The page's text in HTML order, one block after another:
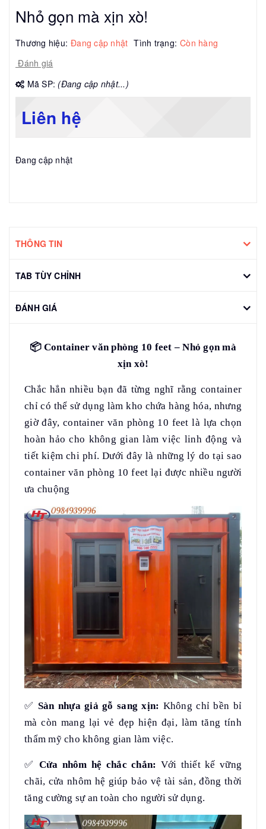
Nhỏ gọn mà xịn xò!
Thương hiệu: Đang cập nhật Tình trạng: Còn hàng
Đánh giá
Mã SP: (Đang cập nhật...)
Liên hệ
Đang cập nhật
THÔNG TIN
TAB TÙY CHỈNH
ĐÁNH GIÁ
📦Container văn phòng 10 feet – Nhỏ gọn mà
xịn xò!
Chắc hẳn nhiều bạn đã từng nghĩ rằng container
chỉ có thể sử dụng làm kho chứa hàng hóa, nhưng
giờ đây, container văn phòng 10 feet là lựa chọn
hoàn hảo cho không gian làm việc linh động và
tiết kiệm chi phí. Dưới đây là những lý do tại sao
container văn phòng 10 feet lại được nhiều người
ưa chuộng
✅ Sàn nhựa giả gỗ sang xịn: Không chỉ bền bỉ
mà còn mang lại vẻ đẹp hiện đại, làm tăng tính
thẩm mỹ cho không gian làm việc.
✅ Cửa nhôm hệ chắc chắn: Với thiết kế vững
chãi, cửa nhôm hệ giúp bảo vệ tài sản, đồng thời
tăng cường sự an toàn cho người sử dụng.